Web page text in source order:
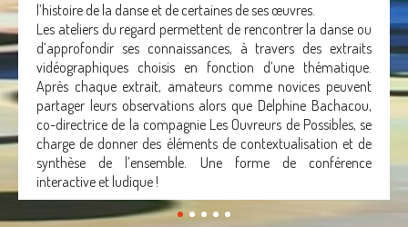
l’histoire de la danse et de certaines de ses œuvres.
Les ateliers du regard permettent de rencontrer la danse ou
d’approfondir ses connaissances, à travers des extraits
vidéographiques choisis en fonction d’une thématique.
Après chaque extrait, amateurs comme novices peuvent
partager leurs observations alors que Delphine Bachacou,
co-directrice de la compagnie Les Ouvreurs de Possibles, se
charge de donner des éléments de contextualisation et de
synthèse de l’ensemble. Une forme de conférence
interactive et ludique !